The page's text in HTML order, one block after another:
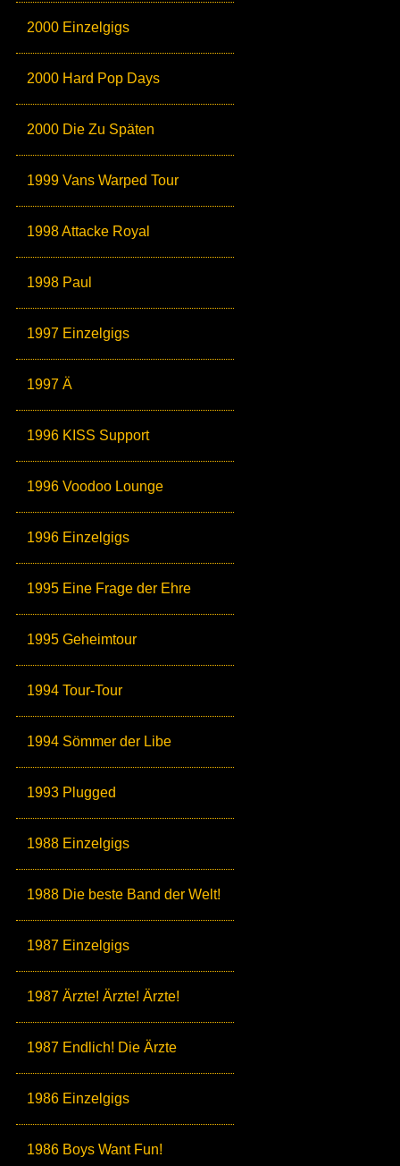
2000 Einzelgigs
2000 Hard Pop Days
2000 Die Zu Späten
1999 Vans Warped Tour
1998 Attacke Royal
1998 Paul
1997 Einzelgigs
1997 Ä
1996 KISS Support
1996 Voodoo Lounge
1996 Einzelgigs
1995 Eine Frage der Ehre
1995 Geheimtour
1994 Tour-Tour
1994 Sömmer der Libe
1993 Plugged
1988 Einzelgigs
1988 Die beste Band der Welt!
1987 Einzelgigs
1987 Ärzte! Ärzte! Ärzte!
1987 Endlich! Die Ärzte
1986 Einzelgigs
1986 Boys Want Fun!